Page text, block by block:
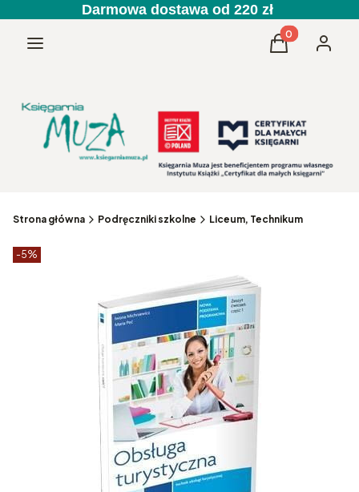
Darmowa dostawa od 220 zł
Menu Produkty w
Koszyk
Strona główna Podręczniki szkolne Liceum, Technikum
Etykiety produktu
-5%